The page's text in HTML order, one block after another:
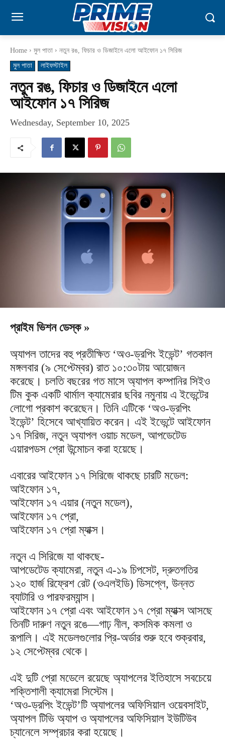
Home মুল পাতা
নতুন রঙ, ফিচার ও ডিজাইনে এলো আইফোন ১৭ সিরিজ
মুল পাতা
লাইফস্টাইল
নতুন রঙ, ফিচার ও ডিজাইনে এলো
আইফোন ১৭ সিরিজ
Wednesday, September 10, 2025
প্রাইম ভিশন ডেস্ক »
অ্যাপল তাদের বহু প্রতীক্ষিত ‘অও-ড্রপিং ইভেন্ট’ গতকাল
মঙ্গলবার (৯ সেপ্টেম্বর) রাত ১০:৩০টায় আয়োজন
করেছে। চলতি বছরের গত মাসে অ্যাপল কম্পানির সিইও
টিম কুক একটি থার্মাল ক্যামেরার ছবির নমুনায় এ ইভেন্টের
লোগো প্রকাশ করেছেন। তিনি এটিকে ‘অও-ড্রপিং
ইভেন্ট’ হিসেবে আখ্যায়িত করেন। এই ইভেন্টে আইফোন
১৭ সিরিজ, নতুন অ্যাপল ওয়াচ মডেল, আপডেটেড
এয়ারপডস প্রো উন্মোচন করা হয়েছে।
এবারের আইফোন ১৭ সিরিজে থাকছে চারটি মডেল:
আইফোন ১৭,
আইফোন ১৭ এয়ার (নতুন মডেল),
আইফোন ১৭ প্রো,
আইফোন ১৭ প্রো ম্যাক্স।
নতুন এ সিরিজে যা থাকছে-
আপডেটেড ক্যামেরা, নতুন এ-১৯ চিপসেট, দ্রুতগতির
১২০ হার্জ রিফ্রেশ রেট (ওএলইডি) ডিসপ্লে, উন্নত
ব্যাটারি ও পারফরম্যান্স।
আইফোন ১৭ প্রো এবং আইফোন ১৭ প্রো ম্যাক্স আসছে
তিনটি দারুণ নতুন রঙে—গাঢ় নীল, কসমিক কমলা ও
রূপালি। এই মডেলগুলোর প্রি-অর্ডার শুরু হবে শুক্রবার,
১২ সেপ্টেম্বর থেকে।
এই দুটি প্রো মডেলে রয়েছে অ্যাপলের ইতিহাসে সবচেয়ে
শক্তিশালী ক্যামেরা সিস্টেম।
‘অও-ড্রপিং ইভেন্ট’টি অ্যাপলের অফিসিয়াল ওয়েবসাইট,
অ্যাপল টিভি অ্যাপ ও অ্যাপলের অফিসিয়াল ইউটিউব
চ্যানেলে সম্প্রচার করা হয়েছে।